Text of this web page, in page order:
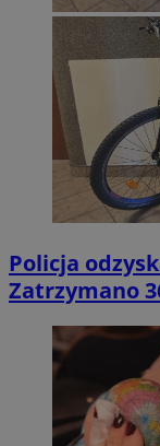
Policja
Zatrzymano